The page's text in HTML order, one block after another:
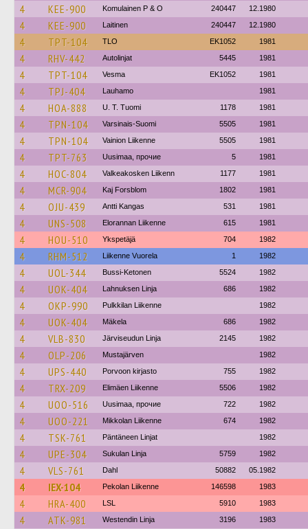
4 KEE-900 Komulainen P & O 240447 12.1980
4 KEE-900 Laitinen 240447 12.1980
4 TPT-104 TLO EK1052 1981
4 RHV-442 Autolinjat 5445 1981
4 TPT-104 Vesma EK1052 1981
4 TPJ-404 Lauhamo 1981
4 HOA-888 U. T. Tuomi 1178 1981
4 TPN-104 Varsinais-Suomi 5505 1981
4 TPN-104 Vainion Liikenne 5505 1981
4 TPT-763 Uusimaa, прочие 5 1981
4 HOC-804 Valkeakosken Liikenn 1177 1981
4 MCR-904 Kaj Forsblom 1802 1981
4 OJU-439 Antti Kangas 531 1981
4 UNS-508 Elorannan Liikenne 615 1981
4 HOU-510 Ykspetäjä 704 1982
4 RHM-512 Liikenne Vuorela 1 1982
4 UOL-344 Bussi-Ketonen 5524 1982
4 UOK-404 Lahnuksen Linja 686 1982
4 OKP-990 Pulkkilan Liikenne 1982
4 UOK-404 Mäkela 686 1982
4 VLB-830 Järviseudun Linja 2145 1982
4 OLP-206 Mustajärven 1982
4 UPS-440 Porvoon kirjasto 755 1982
4 TRX-209 Elimäen Liikenne 5506 1982
4 UOO-516 Uusimaa, прочие 722 1982
4 UOO-221 Mikkolan Liikenne 674 1982
4 TSK-761 Päntäneen Linjat 1982
4 UPE-304 Sukulan Linja 5759 1982
4 VLS-761 Dahl 50882 05.1982
4 IEX-104 Pekolan Liikenne 146598 1983
4 HRA-400 LSL 5910 1983
4 ATK-981 Westendin Linja 3196 1983